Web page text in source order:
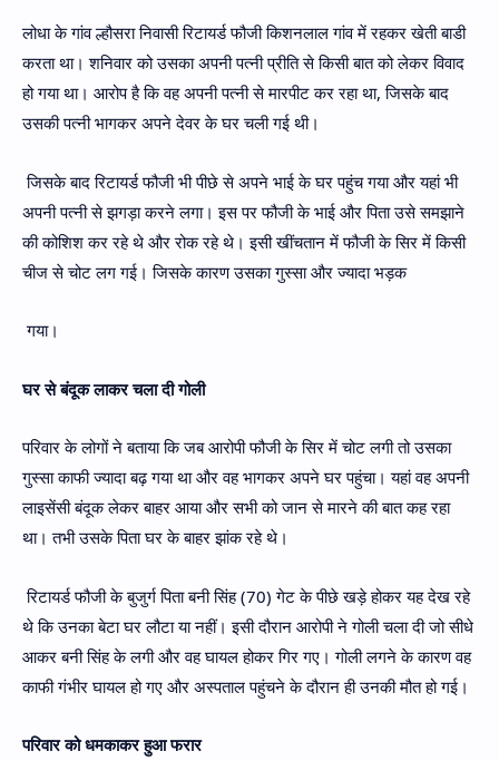
लोधा के गांव ल्हौसरा निवासी रिटायर्ड फौजी किशनलाल गांव में रहकर खेती बाडी
करता था। शनिवार को उसका अपनी पत्नी प्रीति से किसी बात को लेकर विवाद
हो गया था। आरोप है कि वह अपनी पत्नी से मारपीट कर रहा था, जिसके बाद
उसकी पत्नी भागकर अपने देवर के घर चली गई थी।
जिसके बाद रिटायर्ड फौजी भी पीछे से अपने भाई के घर पहुंच गया और यहां भी
अपनी पत्नी से झगड़ा करने लगा। इस पर फौजी के भाई और पिता उसे समझाने
की कोशिश कर रहे थे और रोक रहे थे। इसी खींचतान में फौजी के सिर में किसी
चीज से चोट लग गई। जिसके कारण उसका गुस्सा और ज्यादा भड़क
गया।
घर से बंदूक लाकर चला दी गोली
परिवार के लोगों ने बताया कि जब आरोपी फौजी के सिर में चोट लगी तो उसका
गुस्सा काफी ज्यादा बढ़ गया था और वह भागकर अपने घर पहुंचा। यहां वह अपनी
लाइसेंसी बंदूक लेकर बाहर आया और सभी को जान से मारने की बात कह रहा
था। तभी उसके पिता घर के बाहर झांक रहे थे।
रिटायर्ड फौजी के बुजुर्ग पिता बनी सिंह (70) गेट के पीछे खड़े होकर यह देख रहे
थे कि उनका बेटा घर लौटा या नहीं। इसी दौरान आरोपी ने गोली चला दी जो सीधे
आकर बनी सिंह के लगी और वह घायल होकर गिर गए। गोली लगने के कारण वह
काफी गंभीर घायल हो गए और अस्पताल पहुंचने के दौरान ही उनकी मौत हो गई।
परिवार को धमकाकर हुआ फरार